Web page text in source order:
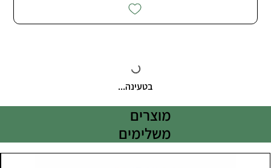
בטעינה...
מוצרים
משלימים